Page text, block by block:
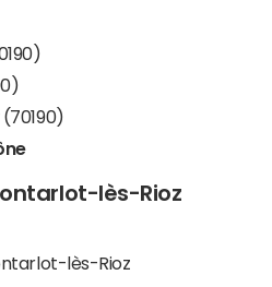
lès-Rioz
lès-Rioz